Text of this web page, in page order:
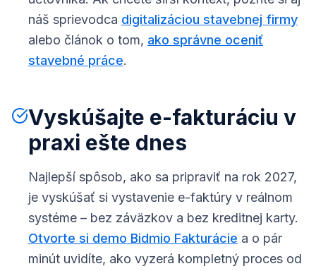
náš sprievodca digitalizáciou stavebnej firmy
alebo článok o tom, ako správne oceniť
stavebné práce.
Vyskúšajte e-fakturáciu v
praxi ešte dnes
Najlepší spôsob, ako sa pripraviť na rok 2027,
je vyskúšať si vystavenie e-faktúry v reálnom
systéme – bez záväzkov a bez kreditnej karty.
Otvorte si demo Bidmio Fakturácie a o pár
minút uvidíte, ako vyzerá kompletný proces od